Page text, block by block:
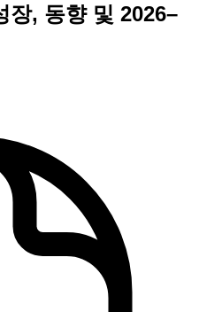
장, 동향 및 2026–